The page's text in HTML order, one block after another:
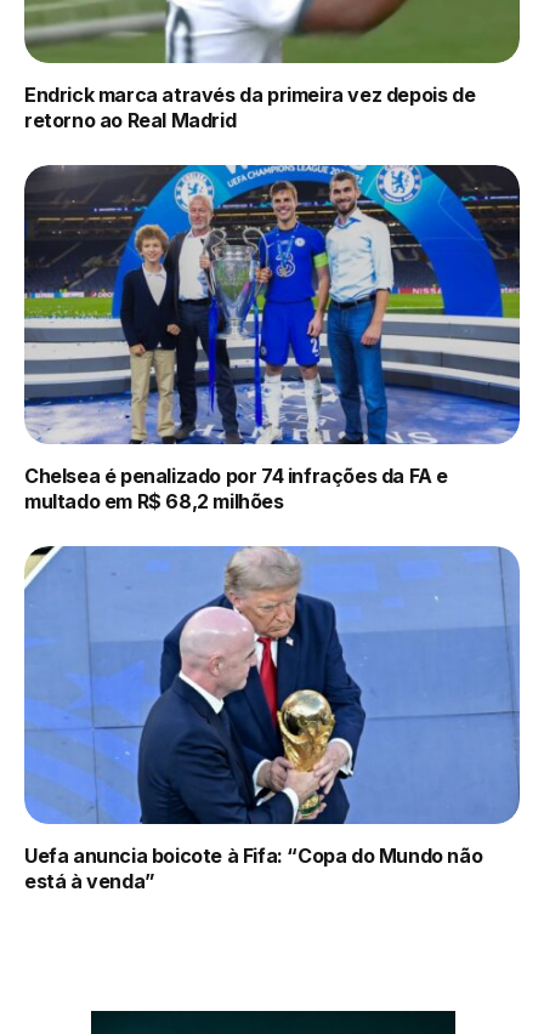
Endrick marca através da primeira vez depois de
retorno ao Real Madrid
Chelsea é penalizado por 74 infrações da FA e
multado em R$ 68,2 milhões
Uefa anuncia boicote à Fifa: “Copa do Mundo não
está à venda”